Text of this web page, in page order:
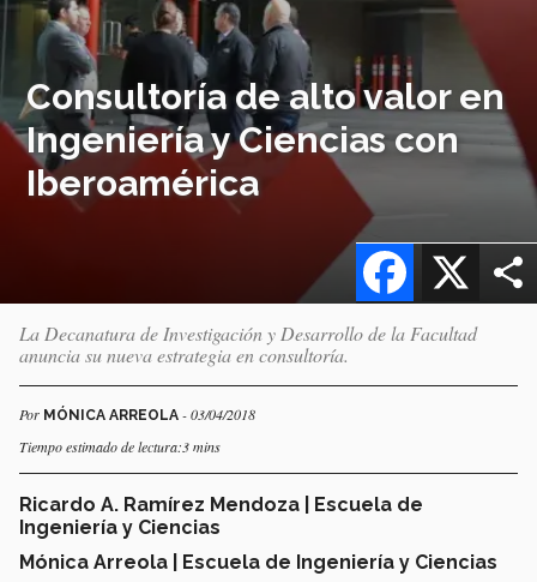
Consultoría de alto valor en
Ingeniería y Ciencias con
Iberoamérica
X
Facebook
La Decanatura de Investigación y Desarrollo de la Facultad
anuncia su nueva estrategia en consultoría.
Por MÓNICA ARREOLA - 03/04/2018
Tiempo estimado de lectura:3 mins
Ricardo A. Ramírez Mendoza | Escuela de
Ingeniería y Ciencias
Mónica Arreola | Escuela de Ingeniería y Ciencias